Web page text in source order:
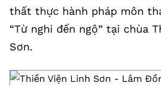
thất thực hành pháp môn
“Từ nghi đến ngộ” tại chùa
Sơn.